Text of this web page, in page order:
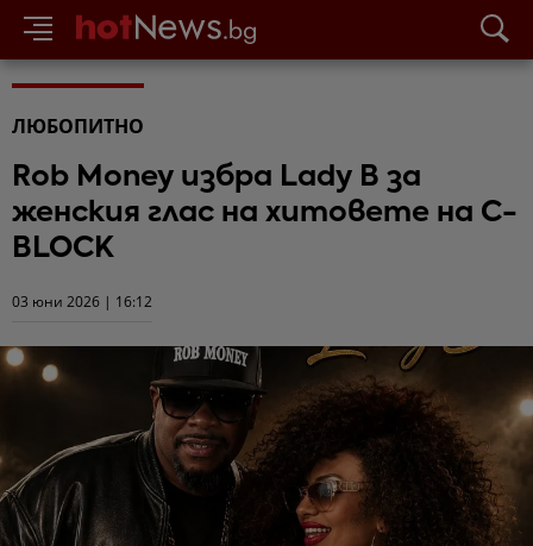
ЛЮБОПИТНО
Rob Money избра Lady B за
женския глас на хитовете на C-
BLOCK
03 юни 2026 | 16:12